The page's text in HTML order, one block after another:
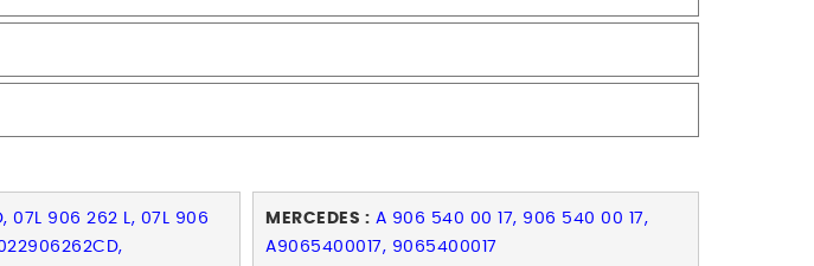
07L 906 262 L, 07L 906
MERCEDES : A 906 540 00 17, 906 540 00 17,
A9065400017, 9065400017